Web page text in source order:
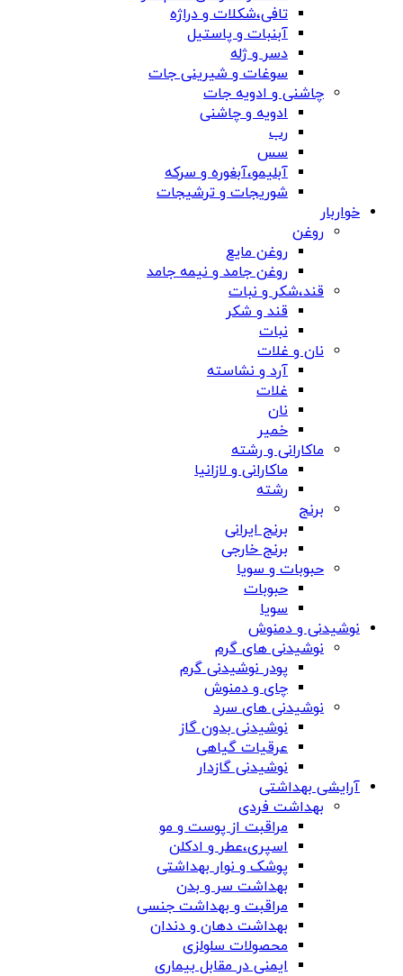
تافی،شکلات و دراژه
آبنبات و پاستیل
دسر و ژله
سوغات و شیرینی جات
چاشنی و ادویه جات
ادویه و چاشنی
رب
سس
آبلیمو،آبغوره و سرکه
شوریجات و ترشیجات
خواربار
روغن
روغن مایع
روغن جامد و نیمه جامد
قند،شکر و نبات
قند و شکر
نبات
نان و غلات
آرد و نشاسته
غلات
نان
خمیر
ماکارانی و رشته
ماکارانی و لازانیا
رشته
برنج
برنج ایرانی
برنج خارجی
حبوبات و سویا
حبوبات
سویا
نوشیدنی و دمنوش
نوشیدنی های گرم
پودر نوشیدنی گرم
چای و دمنوش
نوشیدنی های سرد
نوشیدنی بدون گاز
عرقیات گیاهی
نوشیدنی گازدار
آرایشی بهداشتی
بهداشت فردی
مراقبت از پوست و مو
اسپری،عطر و ادکلن
پوشک و نوار بهداشتی
بهداشت سر و بدن
مراقبت و بهداشت جنسی
بهداشت دهان و دندان
محصولات سلولزی
ایمنی در مقابل بیماری